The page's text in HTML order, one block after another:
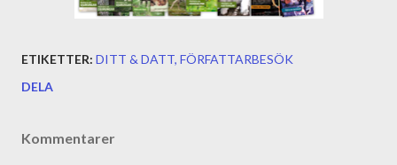
ETIKETTER: DITT & DATT FÖRFATTARBESÖK
DELA
Kommentarer